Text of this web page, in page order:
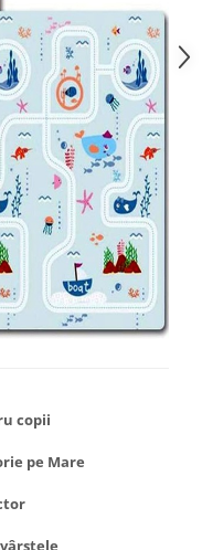
copii
pe Mare